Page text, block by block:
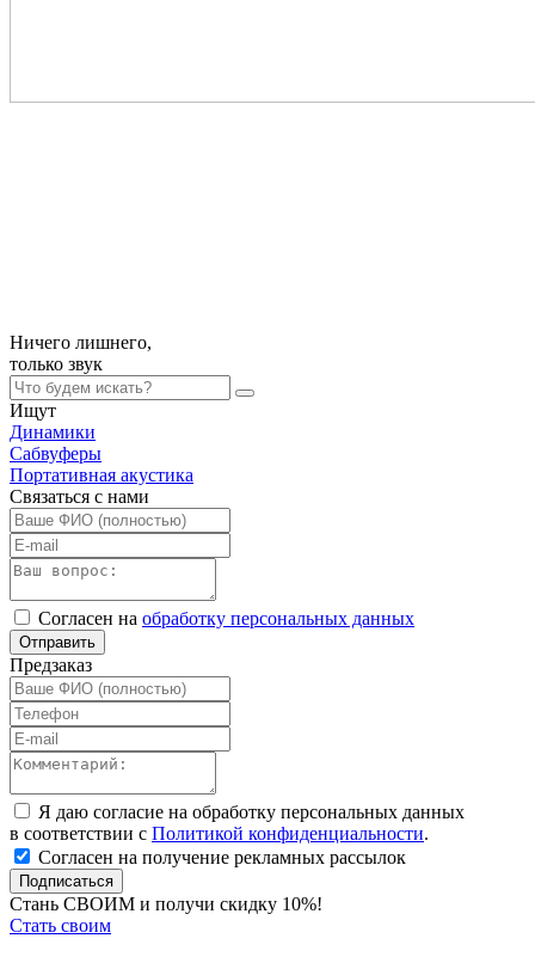
Ничего лишнего,
только звук
Ищут
Динамики
Сабвуферы
Портативная акустика
Связаться с нами
Согласен на обработку персональных данных
Отправить
Предзаказ
Я даю согласие на обработку персональных данных
в соответствии с Политикой конфиденциальности.
Согласен на получение рекламных рассылок
Подписаться
Стань СВОИМ и получи скидку 10%!
Стать своим